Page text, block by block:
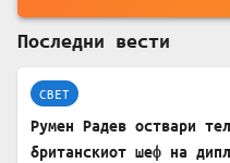
Последни вести
СВЕТ
Румен Радев оствари
британскиот шеф на